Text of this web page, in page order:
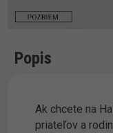
Popis
Ak chcete na
priateľov a